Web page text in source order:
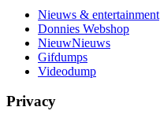
Nieuws & entertainment
Donnies Webshop
NieuwNieuws
Gifdumps
Videodump
Privacy